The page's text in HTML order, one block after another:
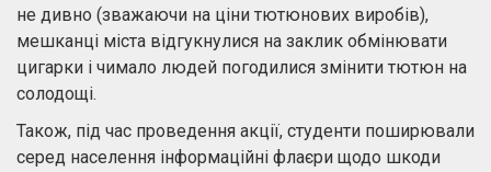
не дивно (зважаючи на ціни тютюнових виробів),
мешканці міста відгукнулися на заклик обмінювати
цигарки і чимало людей погодилися змінити тютюн на
солодощі.
Також, під час проведення акції, студенти поширювали
серед населення інформаційні флаєри щодо шкоди